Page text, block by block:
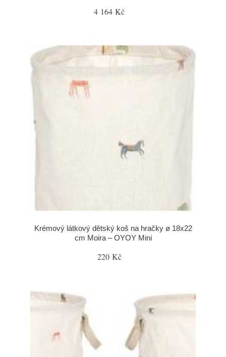
4 164 Kč
Krémový látkový dětský koš na hračky ø 18x22
cm Moira – OYOY Mini
220 Kč